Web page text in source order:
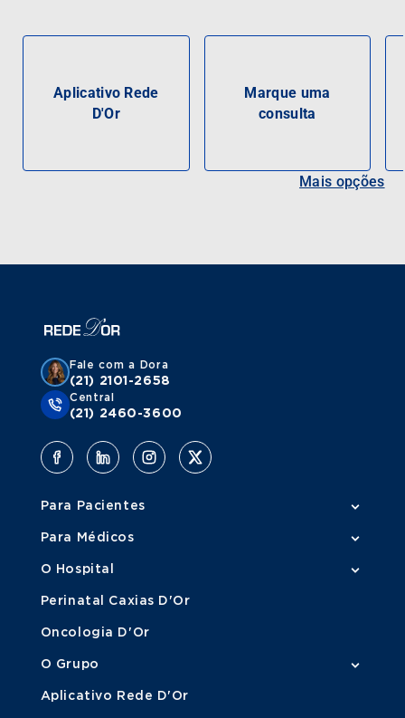
Aplicativo Rede
D'Or
Marque uma
consulta
Mais opções
Fale com a Dora
(21) 2101-2658
Central
(21) 2460-3600
Para Pacientes
Para Médicos
O Hospital
Perinatal Caxias D'Or
Oncologia D'Or
O Grupo
Aplicativo Rede D'Or